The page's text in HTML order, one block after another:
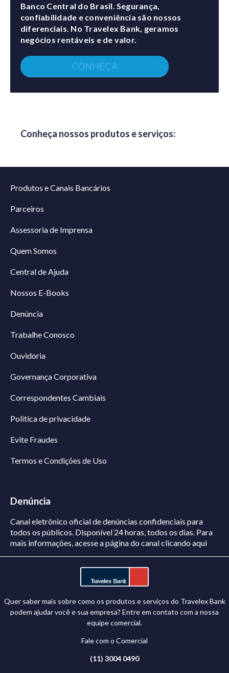
Banco Central do Brasil. Segurança,
confiabilidade e conveniência são nossos
diferenciais. No Travelex Bank, geramos
negócios rentáveis e de valor.
CONHEÇA
Conheça nossos produtos e serviços:
Produtos e Canais Bancários
Parceiros
Assessoria de Imprensa
Quem Somos
Central de Ajuda
Nossos E-Books
Denúncia
Trabalhe Conosco
Ouvidoria
Governança Corporativa
Correspondentes Cambiais
Politica de privacidade
Evite Fraudes
Termos e Condições de Uso
Denúncia
Canal eletrônico oficial de denúncias confidenciais para
todos os públicos. Disponível 24 horas, todos os dias. Para
mais informações, acesse a página do canalclicando aqui
Quer saber mais sobre como os produtos e serviços do Travelex Bank
podem ajudar você e sua empresa? Entre em contato com a nossa
equipe comercial.
Fale com o Comercial
(11) 3004 0490